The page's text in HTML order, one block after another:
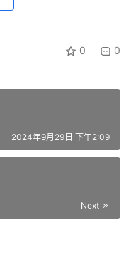
0 0
2024年9月29日 下午2:09
Next